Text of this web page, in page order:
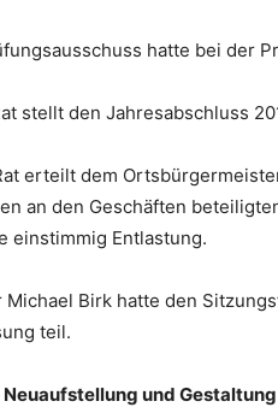
hatte bei der
stellt den Jahresabschluss
erteilt dem
an den Geschäften
einstimmig Entlastung.
Birk hatte den
teil.
und